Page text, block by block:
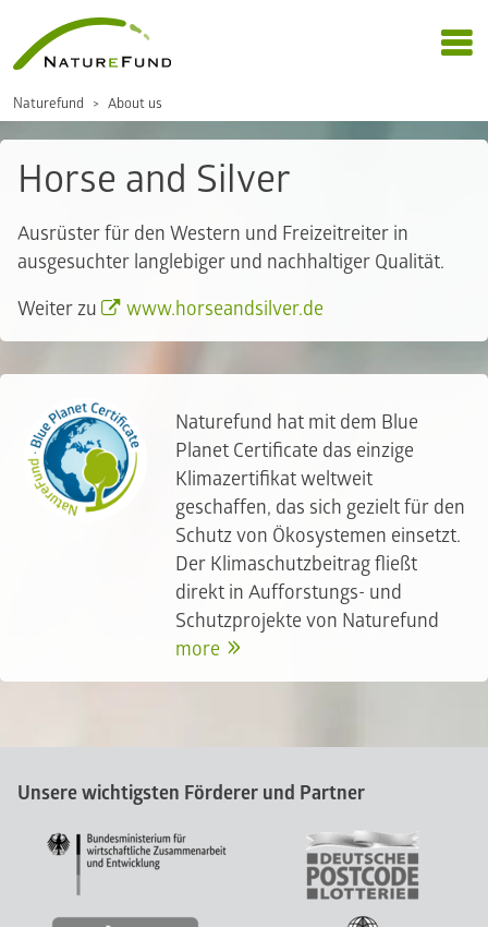
Naturefund About us
Horse and Silver
Ausrüster für den Western und Freizeitreiter in
ausgesuchter langlebiger und nachhaltiger Qualität.
Weiter zu www.horseandsilver.de
Naturefund hat mit dem Blue
Planet Certificate das einzige
Klimazertifikat weltweit
geschaffen, das sich gezielt für den
Schutz von Ökosystemen einsetzt.
Der Klimaschutzbeitrag fließt
direkt in Aufforstungs- und
Schutzprojekte von Naturefund
more
Unsere wichtigsten Förderer und Partner